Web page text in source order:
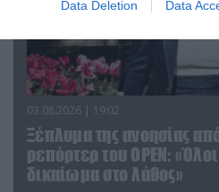
Data Deletion Data
03.08.2026 | 19:02
Ξέπλυμα της ανοησίας
ρεπόρτερ του ΟΡΕΝ:
δικαίωμα στο λάθος»